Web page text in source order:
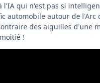
l'IA qui n'est pas si
automobile autour de l'Arc
des aiguilles d'une
!